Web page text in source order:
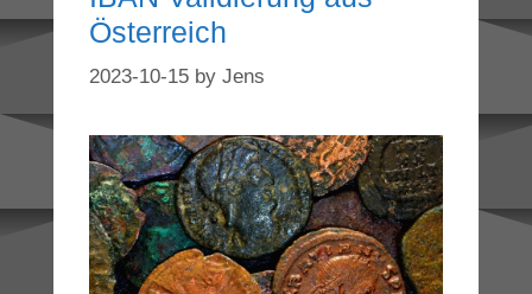
Österreich
2023-10-15 by Jens